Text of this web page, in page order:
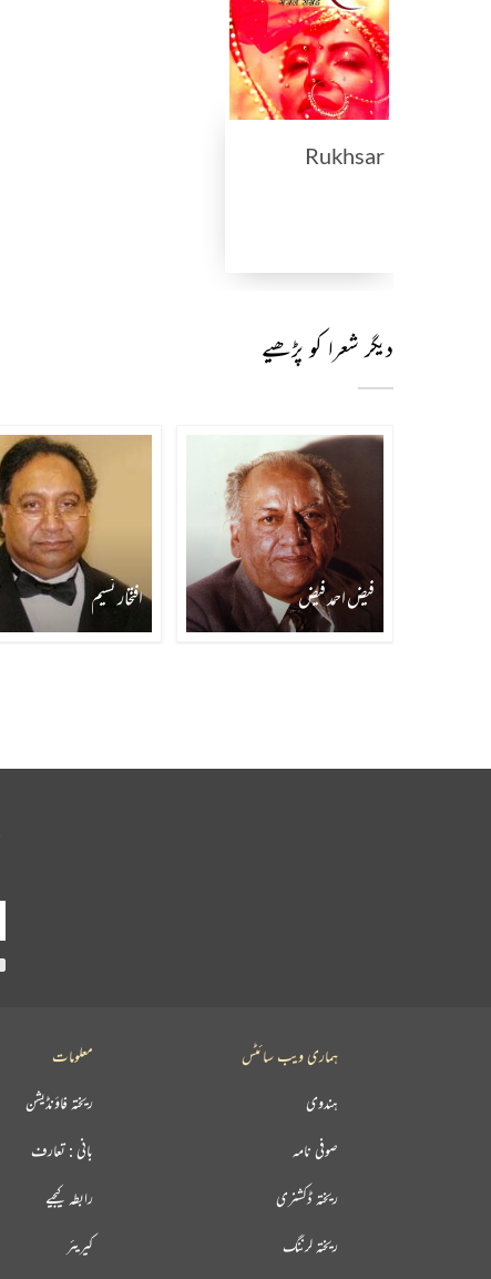
Rukhsar
دیگر شعرا کو پڑھیے
فیض احمد فیض افتخار نسیم
معلومات
ریختہ فاؤنڈیشن
بانی : تعارف
رابطہ کیجیے
کیریئر
ہماری ویب سائٹس
ہندوی
صوفی نامہ
ریختہ ڈکشنری
ریختہ لرننگ